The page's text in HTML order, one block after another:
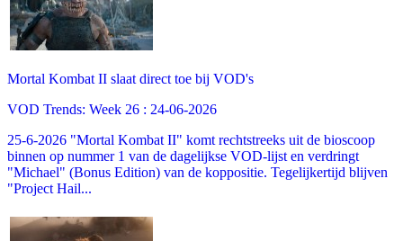
Mortal Kombat II slaat direct toe bij VOD's
VOD Trends: Week 26 : 24-06-2026
25-6-2026 "Mortal Kombat II" komt rechtstreeks uit de bioscoop
binnen op nummer 1 van de dagelijkse VOD-lijst en verdringt
"Michael" (Bonus Edition) van de koppositie. Tegelijkertijd blijven
"Project Hail...